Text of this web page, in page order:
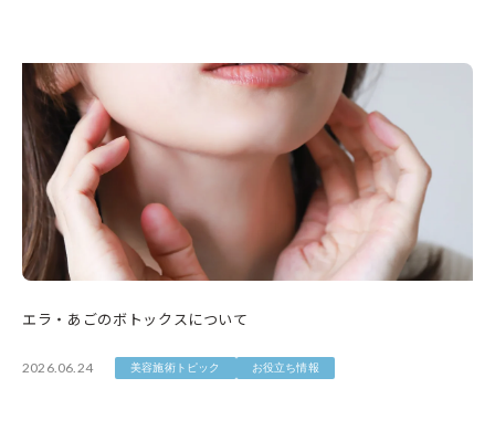
エラ・あごのボトックスについて
2026.06.24 美容施術トピック お役立ち情報